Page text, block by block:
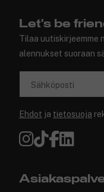
Let's be
Tilaa uutiskirjeemme
alennukset suoraan
Sähköposti
Ehdot ja tietosuoja